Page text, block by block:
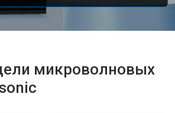
микроволновых